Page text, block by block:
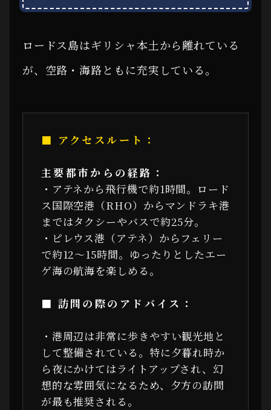
ロードス島はギリシャ本土から離れている
が、空路・海路ともに充実している。
■ アクセスルート：
主要都市からの経路：
・アテネから飛行機で約1時間。ロード
ス国際空港（RHO）からマンドラキ港
まではタクシーやバスで約25分。
・ピレウス港（アテネ）からフェリー
で約12〜15時間。ゆったりとしたエー
ゲ海の航海を楽しめる。
■ 訪問の際のアドバイス：
・港周辺は非常に歩きやすい観光地と
して整備されている。特に夕暮れ時か
ら夜にかけてはライトアップされ、幻
想的な雰囲気になるため、夕方の訪問
が最も推奨される。